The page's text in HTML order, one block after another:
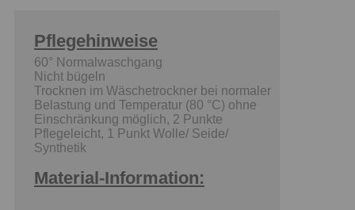
Pflegehinweise
60° Normalwaschgang
Nicht bügeln
Trocknen im Wäschetrockner bei normaler
Belastung und Temperatur (80 °C) ohne
Einschränkung möglich, 2 Punkte
Pflegeleicht, 1 Punkt Wolle/ Seide/
Synthetik
Material-Information: